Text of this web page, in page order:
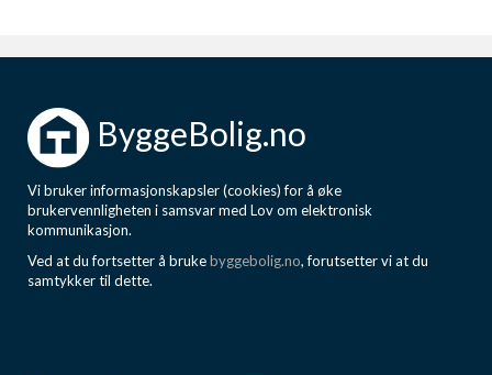
ByggeBolig.no
Vi bruker informasjonskapsler (cookies) for å øke
brukervennligheten i samsvar med Lov om elektronisk
kommunikasjon.
Ved at du fortsetter å brukebyggebolig.no, forutsetter vi at du
samtykker til dette.